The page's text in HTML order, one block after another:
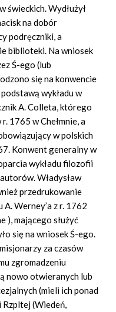
świeckich. Wydłużył
na dobór
podręczniki, a
biblioteki. Na wniosek
Ś-ego (lub
się na konwencie
wykładu w
A. Colleta, którego
1765 w Chełmnie, a
w polskich
Konwent generalny w
wykładu filozofii
Władysław
przedrukowanie
Werney’a z r. 1762
), mającego służyć
się na wniosek Ś-ego.
za czasów
zgromadzeniu
nowo otwieranych lub
(mieli ich ponad
Rzpltej (Wiedeń,